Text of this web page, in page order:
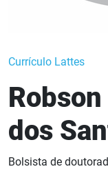
Currículo Lattes
dos
Bolsista de